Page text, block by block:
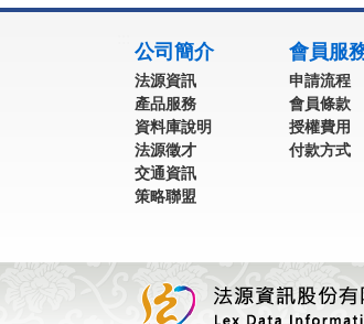
公司簡介
法源資訊
產品服務
資料庫說明
法源徵才
交通資訊
策略聯盟
會員服
申請流程
會員條款
授權費用
付款方式